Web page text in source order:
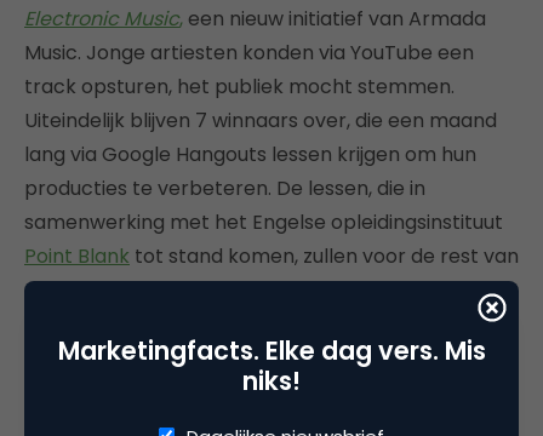
Electronic Music, een nieuw initiatief van Armada
Music. Jonge artiesten konden via YouTube een
track opsturen, het publiek mocht stemmen.
Uiteindelijk blijven 7 winnaars over, die een maand
lang via Google Hangouts lessen krijgen om hun
producties te verbeteren. De lessen, die in
samenwerking met het Engelse opleidingsinstituut
Point Blank tot stand komen, zullen voor de rest van
de wereld ook zichtbaar zijn. “Armin vindt het altijd
leuk om mee te werken aan dingen die innovatief
zijn en hij vindt kennis overdragen heel belangrijk. En
zo’n academy is een mogelijkheid met relatief
weinig moeite: je gaat achter je laptop zitten, zet de
Marketingfacts. Elke dag vers. Mis
niks!